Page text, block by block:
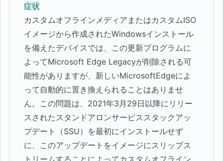
症状
カスタムオフラインメディアまたはカスタムISO
イメージから作成されたWindowsインストール
を備えたデバイスでは、この更新プログラムに
よってMicrosoft Edge Legacyが削除される可
能性がありますが、新しいMicrosoftEdgeによ
って自動的に置き換えられることはありませ
ん。この問題は、2021年3月29日以降にリリー
スされたスタンドアロンサービススタックアッ
プデート（SSU）を最初にインストールせず
に、このアップデートをイメージにスリップス
トリームすることによってカスタムオフライン